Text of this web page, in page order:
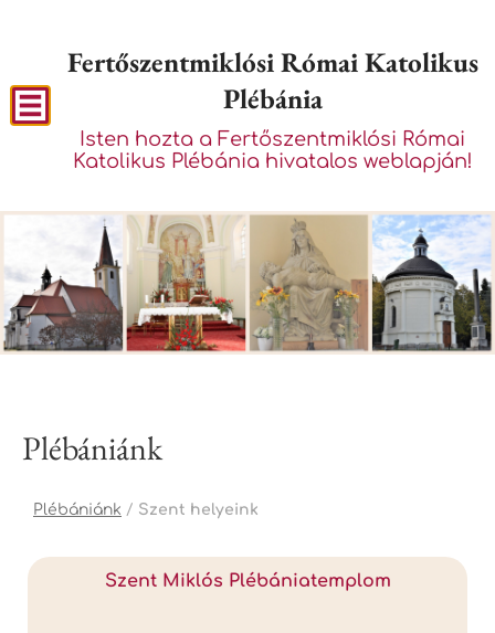
Fertőszentmiklósi Római Katolikus
Plébánia
Isten hozta a Fertőszentmiklósi Római
Katolikus Plébánia hivatalos weblapján!
Plébániánk
Plébániánk / Szent helyeink
Szent Miklós Plébániatemplom